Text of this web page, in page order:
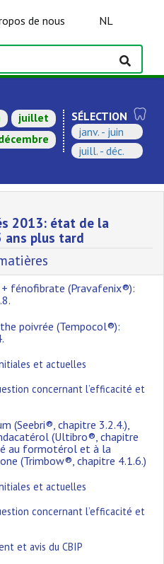
de nous NL
juillet
SÉLECTION
janv. - juin
juill. - déc.
2013: état de la
ans plus tard
fénofibrate (Pravafenix®):
poivrée (Tempocol®):
et actuelles
concernant l’efficacité et
(Seebri®, chapitre 3.2.4.),
(Ultibro®, chapitre
au formotérol et à la
(Trimbow®, chapitre 4.1.6.)
et actuelles
concernant l’efficacité et
et avis du CBIP